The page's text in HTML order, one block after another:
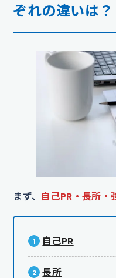
ぞれの違いは？
まず、 自己PR・長所・
自己PR
長所